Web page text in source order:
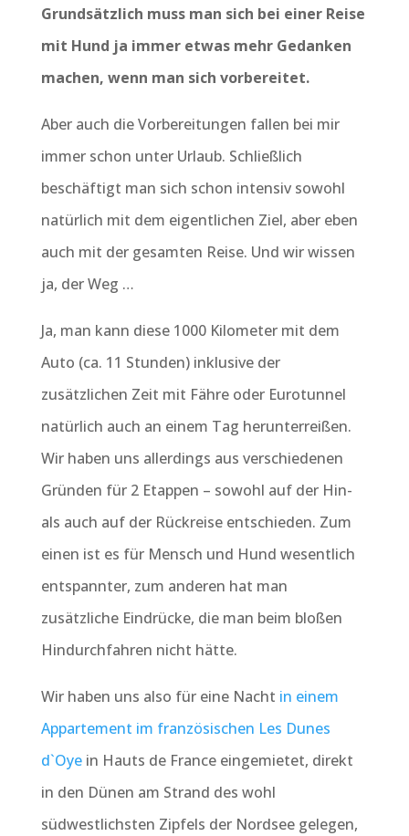
Grundsätzlich muss man sich bei einer Reise
mit Hund ja immer etwas mehr Gedanken
machen, wenn man sich vorbereitet.
Aber auch die Vorbereitungen fallen bei mir
immer schon unter Urlaub. Schließlich
beschäftigt man sich schon intensiv sowohl
natürlich mit dem eigentlichen Ziel, aber eben
auch mit der gesamten Reise. Und wir wissen
ja, der Weg …
Ja, man kann diese 1000 Kilometer mit dem
Auto (ca. 11 Stunden) inklusive der
zusätzlichen Zeit mit Fähre oder Eurotunnel
natürlich auch an einem Tag herunterreißen.
Wir haben uns allerdings aus verschiedenen
Gründen für 2 Etappen – sowohl auf der Hin-
als auch auf der Rückreise entschieden. Zum
einen ist es für Mensch und Hund wesentlich
entspannter, zum anderen hat man
zusätzliche Eindrücke, die man beim bloßen
Hindurchfahren nicht hätte.
Wir haben uns also für eine Nacht in einem
Appartement im französischen Les Dunes
d`Oyein Hauts de France eingemietet, direkt
in den Dünen am Strand des wohl
südwestlichsten Zipfels der Nordsee gelegen,